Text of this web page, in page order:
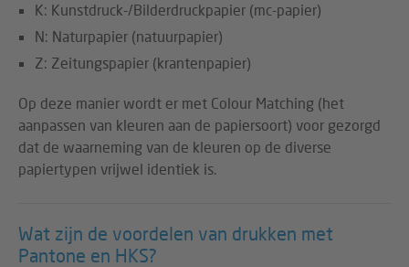
K: Kunstdruck-/Bilderdruckpapier (mc-papier)
N: Naturpapier (natuurpapier)
Z: Zeitungspapier (krantenpapier)
Op deze manier wordt er met Colour Matching (het
aanpassen van kleuren aan de papiersoort) voor gezorgd
dat de waarneming van de kleuren op de diverse
papiertypen vrijwel identiek is.
Wat zijn de voordelen van drukken met
Pantone en HKS?